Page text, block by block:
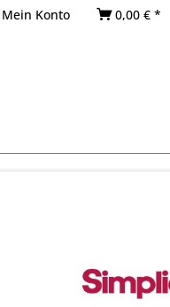
Mein Konto 0,00 € *